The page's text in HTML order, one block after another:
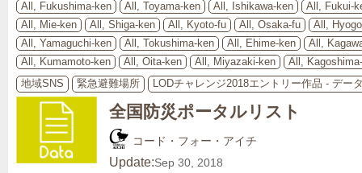
All, Fukushima-ken
All, Toyama-ken All, Ishikawa-ken
All, Fukui-
All, Mie-ken
All, Shiga-ken All, Kyoto-fu All, Osaka-fu
All,
All, Yamaguchi-ken
All, Tokushima-ken All, Ehime-ken
All,
All, Kumamoto-ken
All, Oita-ken All, Miyazaki-ken
All,
地域SNS
緊急避難場所 LODチャレンジ2018エントリー作品 - デー
全国防災ポータルリスト
コード・フォー・アイチ
Update:Sep 30, 2018